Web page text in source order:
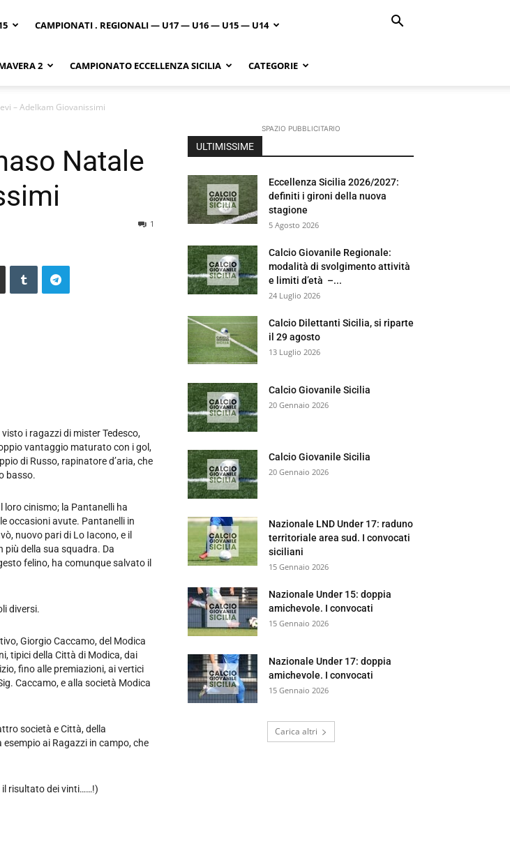
CAMPIONATI . REGIONALI — U17 — U16 — U15 — U14
2 CAMPIONATO ECCELLENZA SICILIA CATEGORIE
– Adelkam Giovanissimi
Natale
1
i ragazzi di mister Tedesco,
vantaggio maturato con i gol,
di Russo, rapinatore d’aria, che
basso.
loro cinismo; la Pantanelli ha
occasioni avute. Pantanelli in
nuovo pari di Lo Iacono, e il
più della sua squadra. Da
felino, ha comunque salvato il
diversi.
Giorgio Caccamo, del Modica
tipici della Città di Modica, dai
fino alle premiazioni, ai vertici
Caccamo, e alla società Modica
società e Città, della
ai Ragazzi in campo, che
il risultato dei vinti……!)
SPAZIO PUBBLICITARIO
ULTIMISSIME
Eccellenza Sicilia 2026/2027:
definiti i gironi della nuova
stagione
5 Agosto 2026
Calcio Giovanile Regionale:
modalità di svolgimento attività
e limiti d’età –...
24 Luglio 2026
Calcio Dilettanti Sicilia, si riparte
il 29 agosto
13 Luglio 2026
Calcio Giovanile Sicilia
20 Gennaio 2026
Calcio Giovanile Sicilia
20 Gennaio 2026
Nazionale LND Under 17: raduno
territoriale area sud. I convocati
siciliani
15 Gennaio 2026
Nazionale Under 15: doppia
amichevole. I convocati
15 Gennaio 2026
Nazionale Under 17: doppia
amichevole. I convocati
15 Gennaio 2026
Carica altri